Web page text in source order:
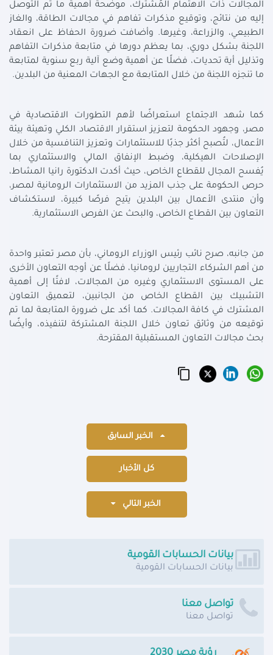
المجالات ذات الاهتمام المُشترك، موضحة أهمية ما تم التوصل
إليه من نتائج، وتوقيع مذكرات تفاهم في مجالات الطاقة، والغاز
الطبيعي، والزراعة، وغيرها. وأضافت ضرورة الحفاظ على انعقاد
اللجنة بشكل دوري، بما يعظم دورها في متابعة مذكرات التفاهم
وتذليل أية تحديات، فضلًا عن أهمية وضع آلية ربع سنوية لمتابعة
ما تنجزه اللجنة من خلال المتابعة مع الجهات المعنية من البلدين.
كما شهد الاجتماع استعراضًا لأهم التطورات الاقتصادية في
مصر، وجهود الحكومة لتعزيز استقرار الاقتصاد الكلي وتهيئة بيئة
الأعمال، لتُصبح أكثر جذبًا للاستثمارات وتعزيز التنافسية من خلال
الإصلاحات الهيكلية، وضبط الإنفاق المالي والاستثماري بما
يُفسح المجال للقطاع الخاص، حيث أكدت الدكتورة رانيا المشاط،
حرص الحكومة على جذب المزيد من الاستثمارات الرومانية لمصر،
وأن منتدى الأعمال بين البلدين يتيح فرصًا كبيرة، لاستكشاف
التعاون بين القطاع الخاص، والبحث عن الفرص الاستثمارية.
من جانبه، صرح نائب رئيس الوزراء الروماني، بأن مصر تعتبر واحدة
من أهم الشركاء التجاريين لرومانيا، فضلًا عن أوجه التعاون الأخرى
على المستوى الاستثماري وغيره من المجالات، لافتًا إلى أهمية
التشبيك بين القطاع الخاص من الجانبين، لتعميق التعاون
المشترك في كافة المجالات. كما أكد على ضرورة المتابعة لما تم
توقيعه من وثائق تعاون خلال اللجنة المشتركة لتنفيذه، وأيضًا
بحث مجالات التعاون المستقبلية المقترحة.
الخبر السابق
كل الأخبار
الخبر التالي
بيانات الحسابات القومية
بيانات الحسابات القومية
تواصل معنا
تواصل معنا